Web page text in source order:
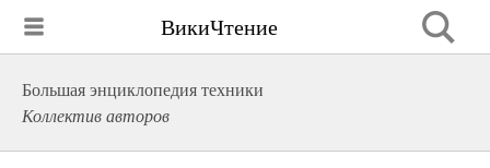
ВикиЧтение
Большая энциклопедия техники
Коллектив авторов